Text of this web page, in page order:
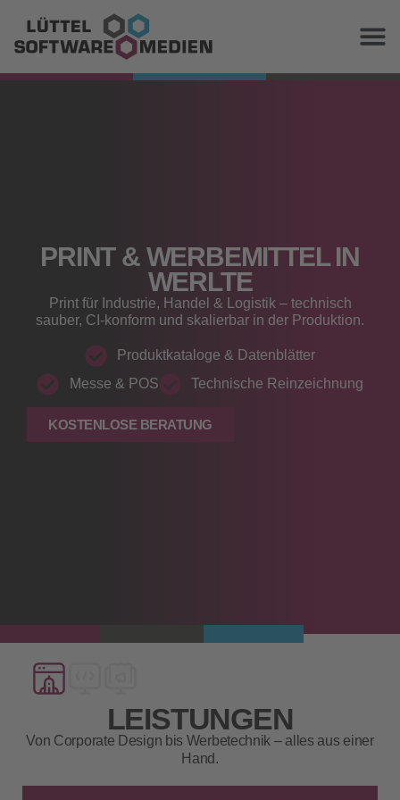
PRINT & WERBEMITTEL IN
WERLTE
Print für Industrie, Handel & Logistik – technisch
sauber, CI-konform und skalierbar in der Produktion.
Produktkataloge & Datenblätter
Messe & POS
Technische Reinzeichnung
KOSTENLOSE BERATUNG
LEISTUNGEN
Von Corporate Design bis Werbetechnik – alles aus einer
Hand.